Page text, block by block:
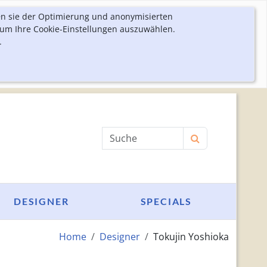
sie der Optimierung und anonymisierten
Ihre Cookie-Einstellungen auszuwählen.
.
Produktsuche
SPECIALS
DESIGNER
Home Designer Tokujin Yoshioka